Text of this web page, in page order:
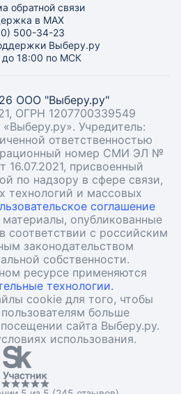
обратной связи
в MAX
500-34-23
Выберу.ру
18:00 по МСК
ООО "Выберу.ру"
ОГРН 1207700339549
Учредитель:
ответственностью
номер СМИ ЭЛ №
присвоенный
по надзору в сфере связи,
технологий и массовых
соглашение
опубликованные
соответствии с российским
законодательством
собственности.
ресурсе применяются
технологии.
cookie для того, чтобы
больше
сайта Выберу.ру.
использования.